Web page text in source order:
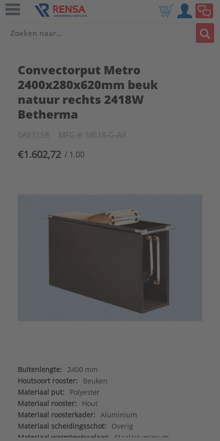
Convectorput Metro
2400x280x620mm beuk
natuur rechts 2418W
Betherma
0AE3158 MFG #: M618-G-AR
€1.602,72 / 1.00
Buitenlengte:
2400 mm
Houtsoort rooster:
Beuken
Materiaal put:
Polyester
Materiaal rooster:
Hout
Materiaal roosterkader:
Aluminium
Materiaal scheidingsschot:
Overig
Materiaal warmtewisselaar:
Staal/aluminium